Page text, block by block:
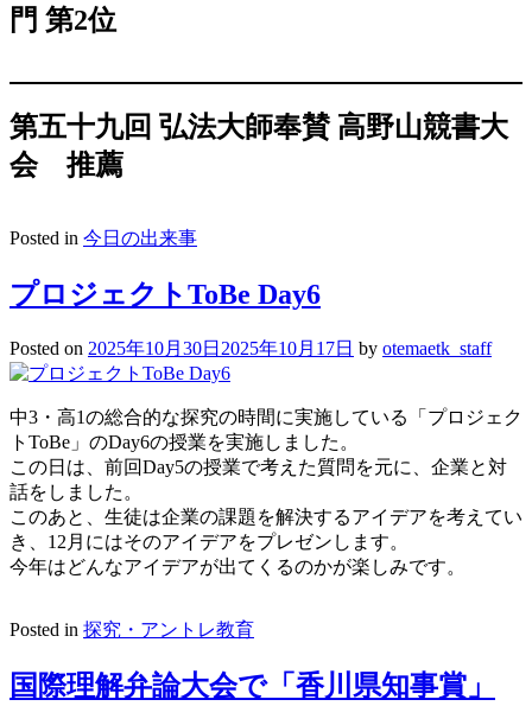
門 第2位
第五十九回 弘法大師奉賛 高野山競書大
会 推薦
Posted in 今日の出来事
プロジェクトToBe Day6
Posted on 2025年10月30日 2025年10月17日 by otemaetk_staff
中3・高1の総合的な探究の時間に実施している「プロジェク
トToBe」のDay6の授業を実施しました。
この日は、前回Day5の授業で考えた質問を元に、企業と対
話をしました。
このあと、生徒は企業の課題を解決するアイデアを考えてい
き、12月にはそのアイデアをプレゼンします。
今年はどんなアイデアが出てくるのかが楽しみです。
Posted in 探究・アントレ教育
国際理解弁論大会で「香川県知事賞」